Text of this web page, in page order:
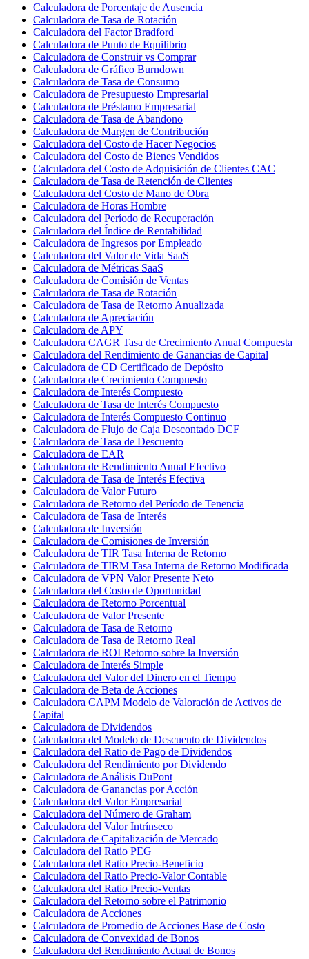
Calculadora de Porcentaje de Ausencia
Calculadora de Tasa de Rotación
Calculadora del Factor Bradford
Calculadora de Punto de Equilibrio
Calculadora de Construir vs Comprar
Calculadora de Gráfico Burndown
Calculadora de Tasa de Consumo
Calculadora de Presupuesto Empresarial
Calculadora de Préstamo Empresarial
Calculadora de Tasa de Abandono
Calculadora de Margen de Contribución
Calculadora del Costo de Hacer Negocios
Calculadora del Costo de Bienes Vendidos
Calculadora del Costo de Adquisición de Clientes CAC
Calculadora de Tasa de Retención de Clientes
Calculadora del Costo de Mano de Obra
Calculadora de Horas Hombre
Calculadora del Período de Recuperación
Calculadora del Índice de Rentabilidad
Calculadora de Ingresos por Empleado
Calculadora del Valor de Vida SaaS
Calculadora de Métricas SaaS
Calculadora de Comisión de Ventas
Calculadora de Tasa de Rotación
Calculadora de Tasa de Retorno Anualizada
Calculadora de Apreciación
Calculadora de APY
Calculadora CAGR Tasa de Crecimiento Anual Compuesta
Calculadora del Rendimiento de Ganancias de Capital
Calculadora de CD Certificado de Depósito
Calculadora de Crecimiento Compuesto
Calculadora de Interés Compuesto
Calculadora de Tasa de Interés Compuesto
Calculadora de Interés Compuesto Continuo
Calculadora de Flujo de Caja Descontado DCF
Calculadora de Tasa de Descuento
Calculadora de EAR
Calculadora de Rendimiento Anual Efectivo
Calculadora de Tasa de Interés Efectiva
Calculadora de Valor Futuro
Calculadora de Retorno del Período de Tenencia
Calculadora de Tasa de Interés
Calculadora de Inversión
Calculadora de Comisiones de Inversión
Calculadora de TIR Tasa Interna de Retorno
Calculadora de TIRM Tasa Interna de Retorno Modificada
Calculadora de VPN Valor Presente Neto
Calculadora del Costo de Oportunidad
Calculadora de Retorno Porcentual
Calculadora de Valor Presente
Calculadora de Tasa de Retorno
Calculadora de Tasa de Retorno Real
Calculadora de ROI Retorno sobre la Inversión
Calculadora de Interés Simple
Calculadora del Valor del Dinero en el Tiempo
Calculadora de Beta de Acciones
Calculadora CAPM Modelo de Valoración de Activos de
Capital
Calculadora de Dividendos
Calculadora del Modelo de Descuento de Dividendos
Calculadora del Ratio de Pago de Dividendos
Calculadora del Rendimiento por Dividendo
Calculadora de Análisis DuPont
Calculadora de Ganancias por Acción
Calculadora del Valor Empresarial
Calculadora del Número de Graham
Calculadora del Valor Intrínseco
Calculadora de Capitalización de Mercado
Calculadora del Ratio PEG
Calculadora del Ratio Precio-Beneficio
Calculadora del Ratio Precio-Valor Contable
Calculadora del Ratio Precio-Ventas
Calculadora del Retorno sobre el Patrimonio
Calculadora de Acciones
Calculadora de Promedio de Acciones Base de Costo
Calculadora de Convexidad de Bonos
Calculadora del Rendimiento Actual de Bonos